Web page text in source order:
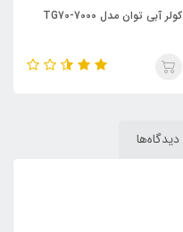
کولر آبی توان مدل TG70-7000
دیدگاه‌ها